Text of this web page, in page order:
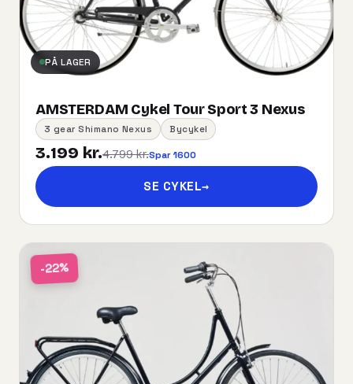
PÅ LAGER
AMSTERDAM Cykel Tour Sport 3 Nexus
3 gear Shimano Nexus Bycykel
3.199 kr.4.799 kr.Spar 1600
SE CYKEL→
-22%